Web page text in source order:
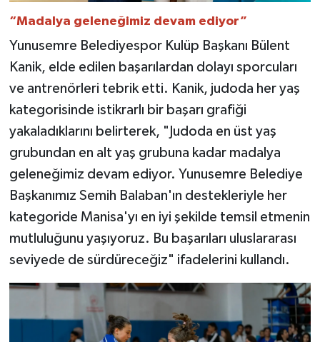
“Madalya geleneğimiz devam ediyor”
Yunusemre Belediyespor Kulüp Başkanı Bülent
Kanik, elde edilen başarılardan dolayı sporcuları
ve antrenörleri tebrik etti. Kanik, judoda her yaş
kategorisinde istikrarlı bir başarı grafiği
yakaladıklarını belirterek, "Judoda en üst yaş
grubundan en alt yaş grubuna kadar madalya
geleneğimiz devam ediyor. Yunusemre Belediye
Başkanımız Semih Balaban'ın destekleriyle her
kategoride Manisa'yı en iyi şekilde temsil etmenin
mutluluğunu yaşıyoruz. Bu başarıları uluslararası
seviyede de sürdüreceğiz" ifadelerini kullandı.